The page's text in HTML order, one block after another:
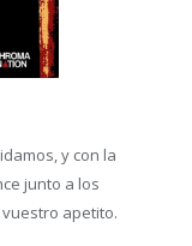
y con la
junto a los
apetito.